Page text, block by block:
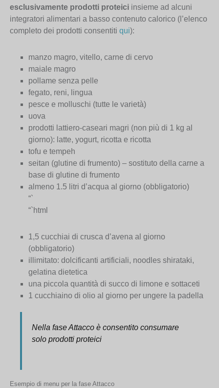
esclusivamente prodotti proteici insieme ad alcuni
integratori alimentari a basso contenuto calorico (l’elenco
completo dei prodotti consentiti qui):
manzo magro, vitello, carne di cervo
maiale magro
pollame senza pelle
fegato, reni, lingua
pesce e molluschi (tutte le varietà)
uova
prodotti lattiero-caseari magri (non più di 1 kg al
giorno): latte, yogurt, ricotta e ricotta
tofu e tempeh
seitan (glutine di frumento) – sostituto della carne a
base di glutine di frumento
almeno 1.5 litri d’acqua al giorno (obbligatorio)
“`
“`html
1,5 cucchiai di crusca d’avena al giorno
(obbligatorio)
illimitato: dolcificanti artificiali, noodles shirataki,
gelatina dietetica
una piccola quantità di succo di limone e sottaceti
1 cucchiaino di olio al giorno per ungere la padella
Nella fase Attacco è consentito consumare
solo prodotti proteici
Esempio di menu per la fase Attacco